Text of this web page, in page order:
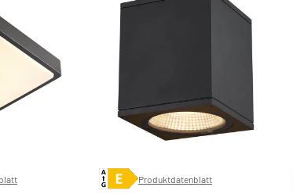
Produktdatenblatt